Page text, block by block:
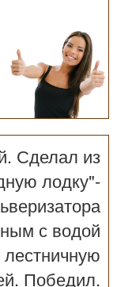
Сделал из
лодку"-
с водой
Победил.